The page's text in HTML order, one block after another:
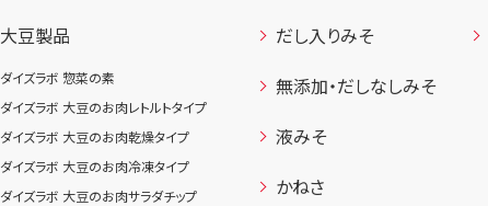
大豆製品
ダイズラボ 惣菜の素
ダイズラボ 大豆のお肉レトルトタイプ
ダイズラボ 大豆のお肉乾燥タイプ
ダイズラボ 大豆のお肉冷凍タイプ
ダイズラボ 大豆のお肉サラダチップ
だし入りみそ
無添加・だしなしみそ
液みそ
かねさ